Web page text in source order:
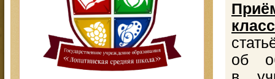
класс
об